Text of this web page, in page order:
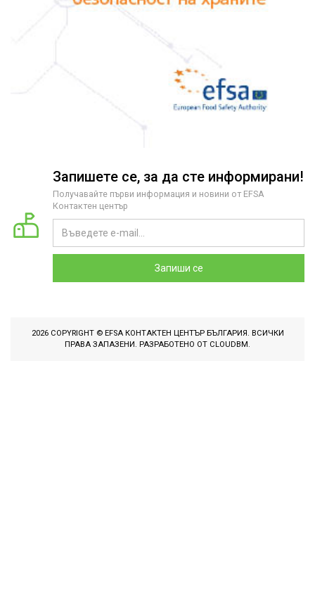
Запишете се, за да сте информирани!
Получавайте първи информация и новини от EFSA
Контактен център
Запиши се
2026 COPYRIGHT © EFSA КОНТАКТЕН ЦЕНТЪР БЪЛГАРИЯ. ВСИЧКИ
ПРАВА ЗАПАЗЕНИ. РАЗРАБОТЕНО ОТ CLOUDBM .